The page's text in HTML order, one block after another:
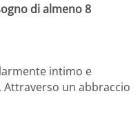
di almeno 8
intimo e
un abbraccio